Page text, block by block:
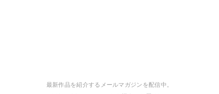
最新作品を紹介するメールマガジンを配信中。